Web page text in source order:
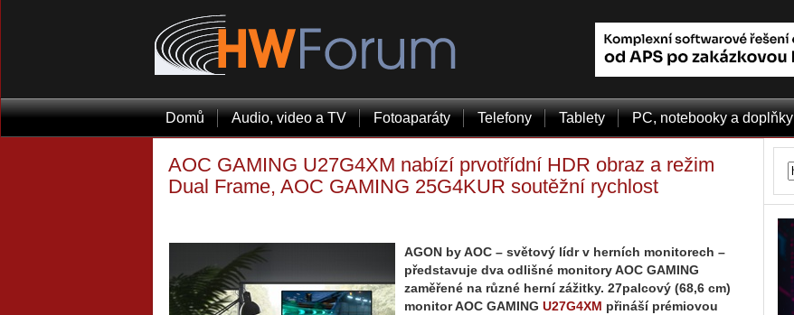
Domů Audio, video a TV Fotoaparáty Telefony Tablety PC, notebooky a doplňky
AOC GAMING U27G4XM nabízí prvotřídní HDR obraz a režim
Dual Frame, AOC GAMING 25G4KUR soutěžní rychlost
AGON by AOC – světový lídr v herních monitorech –
představuje dva odlišné monitory AOC GAMING
zaměřené na různé herní zážitky. 27palcový (68,6 cm)
monitor AOC GAMING U27G4XM přináší prémiovou